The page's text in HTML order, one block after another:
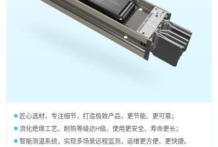
匠心选材，专注细节，打造极致产品，更节能、更可靠；
流化绝缘工艺，耐热等级达H级，使用更安全、寿命更长；
智能测温系统，实现多场景远程监测，运维更方便、更快捷。